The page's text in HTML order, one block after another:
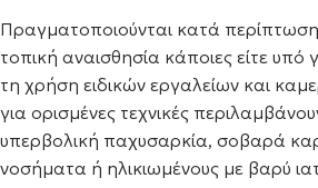
Πραγματοποιούνται κατά
τοπική αναισθησία κάποιες είτε υπό
τη χρήση ειδικών εργαλείων και
για ορισμένες τεχνικές
υπερβολική παχυσαρκία, σοβαρά
νοσήματα ή ηλικιωμένους με βαρύ